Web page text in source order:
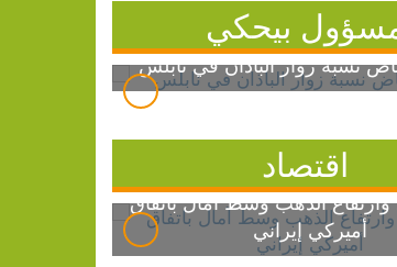
بيحكي
نسبة زوار الباذان في نابلس
اقتصاد
وارتفاع الذهب وسط آمال باتفاق
أميركي إيراني